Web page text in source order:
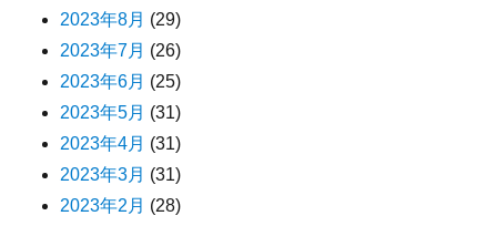
2023年8月 (29)
2023年7月 (26)
2023年6月 (25)
2023年5月 (31)
2023年4月 (31)
2023年3月 (31)
2023年2月 (28)